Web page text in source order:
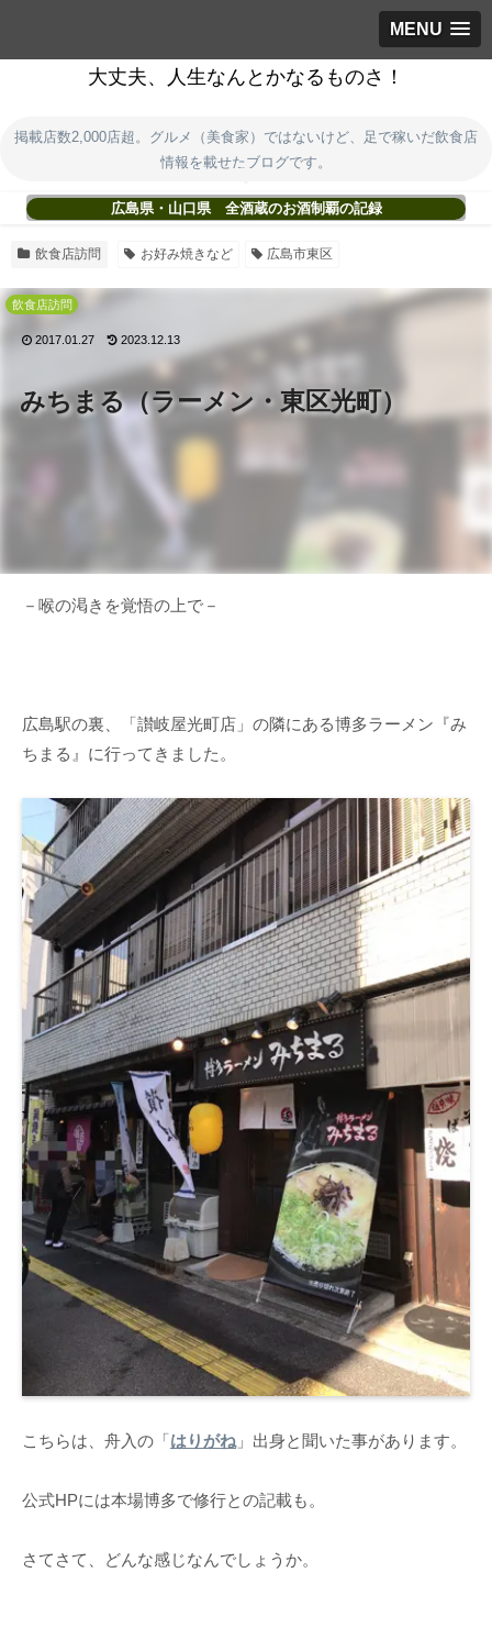
MENU
大丈夫、人生なんとかなるものさ！
掲載店数2,000店超。グルメ（美食家）ではないけど、足で稼いだ飲食店
情報を載せたブログです。
広島県・山口県 全酒蔵のお酒制覇の記録
飲食店訪問 お好み焼きなど 広島市東区
みちまる（ラーメン・東区光町）
飲食店訪問
2017.01.27 2023.12.13
－喉の渇きを覚悟の上で－
広島駅の裏、「讃岐屋光町店」の隣にある博多ラーメン『み
ちまる』に行ってきました。
こちらは、舟入の「はりがね 」出身と聞いた事があります。
公式HPには本場博多で修行との記載も。
さてさて、どんな感じなんでしょうか。